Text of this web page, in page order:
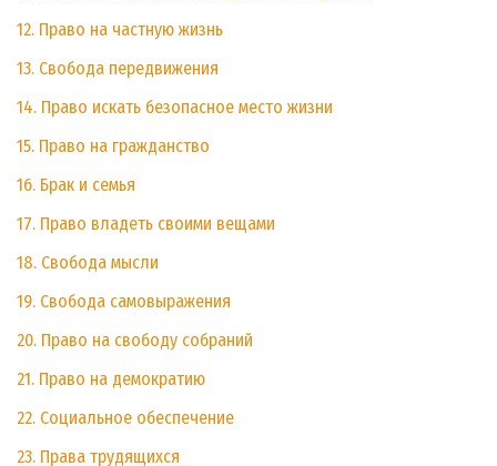
12. Право на частную жизнь
13. Свобода передвижения
14. Право искать безопасное место жизни
15. Право на гражданство
16. Брак и семья
17. Право владеть своими вещами
18. Свобода мысли
19. Свобода самовыражения
20. Право на свободу собраний
21. Право на демократию
22. Социальное обеспечение
23. Права трудящихся